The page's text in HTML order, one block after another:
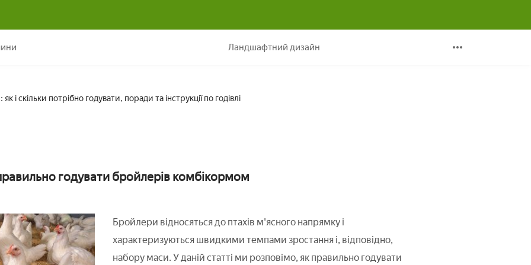
Ландшафтний дизайн
і скільки потрібно годувати, поради та інструкції по годівлі
годувати бройлерів комбікормом
Бройлери відносяться до птахів м'ясного напрямку і
характеризуються швидкими темпами зростання і, відповідно,
набору маси. У даній статті ми розповімо, як правильно годувати